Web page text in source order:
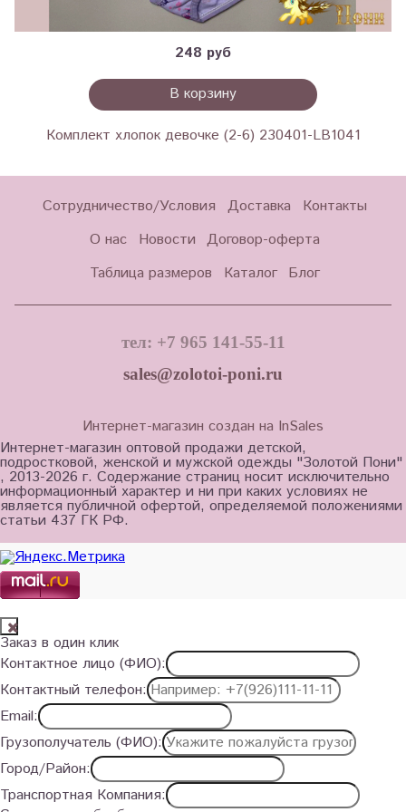
248 руб
В корзину
Комплект хлопок девочке (2-6) 230401-LB1041
Сотрудничество/Условия Доставка
Контакты
О нас
Новости Договор-оферта
Таблица размеров
Каталог Блог
тел: +7 965 141-55-11
sales@zolotoi-poni.ru
Интернет-магазин создан на InSales
Интернет-магазин оптовой продажи детской,
подростковой, женской и мужской одежды "Золотой Пони"
, 2013-2026 г. Содержание страниц носит исключительно
информационный характер и ни при каких условиях не
является публичной офертой, определяемой положениями
статьи 437 ГК РФ.
Заказ в один клик
Контактное лицо (ФИО):
Контактный телефон:
Email:
Грузополучатель (ФИО):
Город/Район:
Транспортная Компания: